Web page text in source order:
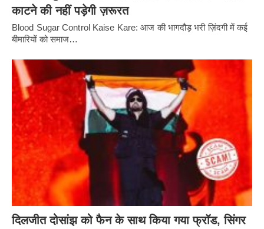
काटने की नहीं पड़ेगी ज़रूरत
Blood Sugar Control Kaise Kare: आज की भागदौड़ भरी ज़िंदगी में कई
बीमारियों को समाज…
दिलजीत दोसांझ को फैन के साथ किया गया फ्रॉड, सिंगर